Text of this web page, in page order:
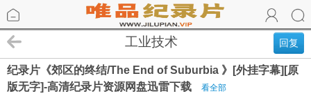
回复
工业技术
纪录片《郊区的终结/The End of Suburbia 》[外挂字幕][原
版无字]-高清纪录片资源网盘迅雷下载
看全部